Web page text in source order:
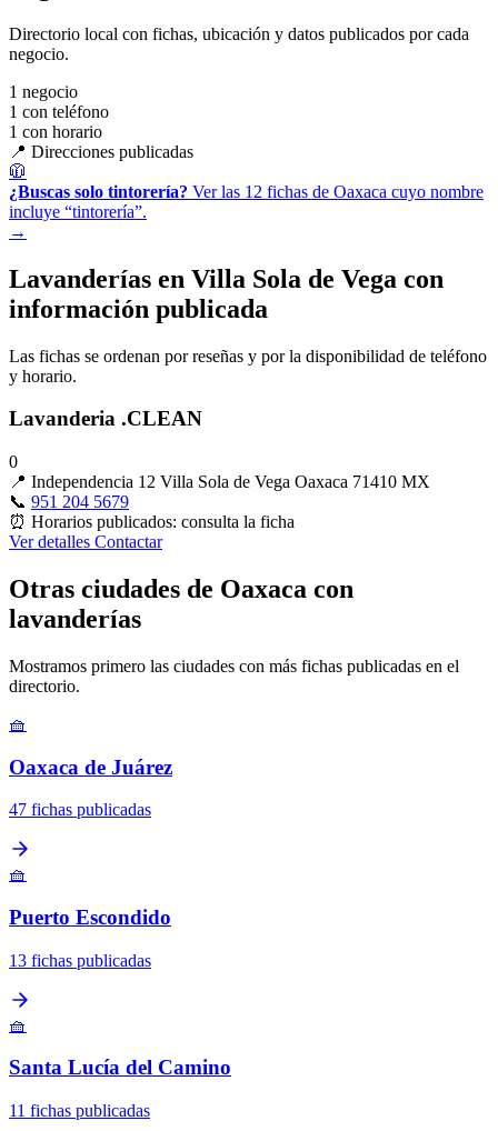
Directorio local con fichas, ubicación y datos publicados por cada
negocio.
1 negocio
1 con teléfono
1 con horario
📍 Direcciones publicadas
🧥
¿Buscas solo tintorería? Ver las 12 fichas de Oaxaca cuyo nombre
incluye “tintorería”.
→
Lavanderías en Villa Sola de Vega con
información publicada
Las fichas se ordenan por reseñas y por la disponibilidad de teléfono
y horario.
Lavanderia .CLEAN
0
📍 Independencia 12 Villa Sola de Vega Oaxaca 71410 MX
📞 951 204 5679
⏰ Horarios publicados: consulta la ficha
Ver detalles Contactar
Otras ciudades de Oaxaca con
lavanderías
Mostramos primero las ciudades con más fichas publicadas en el
directorio.
🧺
Oaxaca de Juárez
47 fichas publicadas
🧺
Puerto Escondido
13 fichas publicadas
🧺
Santa Lucía del Camino
11 fichas publicadas